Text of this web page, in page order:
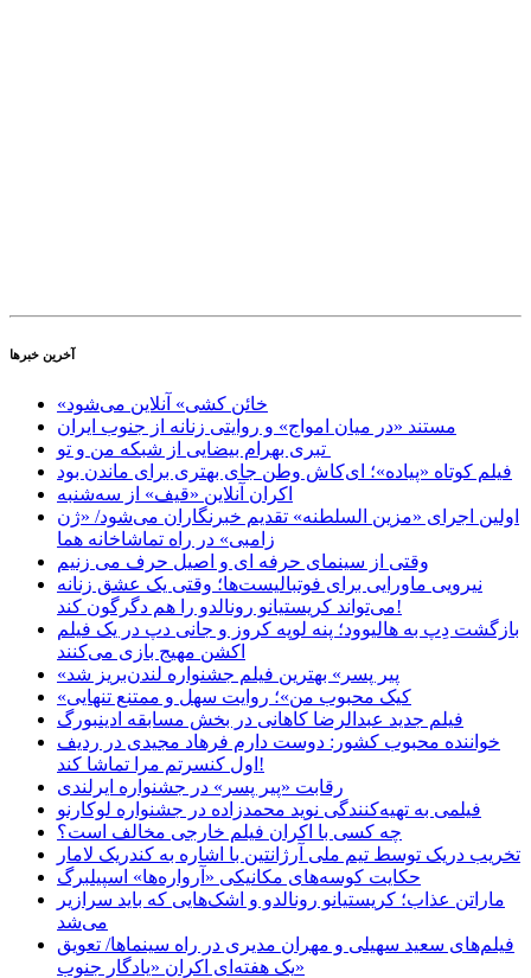
آخرین خبرها
«خائن کشی» آنلاین می‌شود
مستند «در میان امواج» و روایتی زنانه از جنوب ایران
فیلم کوتاه «پیاده»؛ ای‌کاش وطن جای بهتری برای ماندن بود
اکران آنلاین «قیف» از سه‌شنبه
اولین اجرای «مزین السلطنه» تقدیم خبرنگاران می‌شود/ «ژن
زامبی» در راه تماشاخانه هما
وقتی از سینمای حرفه ای و اصیل حرف می زنیم
نیرویی ماورایی برای فوتبالیست‌ها؛ وقتی یک عشق زنانه
می‌تواند کریستیانو رونالدو را هم دگرگون کند!
بازگشت دِپ به هالیوود؛ پنه لوپه کروز و جانی دپ در یک فیلم
اکشن مهیج بازی می‌کنند
«پیر پسر» بهترین فیلم جشنواره لندن‌بریز ‌شد
«کیک محبوب من»؛ روایت سهل و ممتنع تنهایی
فیلم جدید عبدالرضا کاهانی در بخش مسابقه ادینبورگ
خواننده محبوب کشور: دوست دارم فرهاد مجیدی در ردیف
اول کنسرتم مرا تماشا کند!
رقابت «پیر پسر» در جشنواره ایرلندی
فیلمی به تهیه‌کنندگی نوید محمدزاده در جشنواره لوکارنو
چه کسی با اکران فیلم خارجی مخالف است؟
تخریب دریک توسط تیم ملی آرژانتین با اشاره به کندریک لامار
حکایت کوسه‌های مکانیکی «آرواره‌ها» اسپیلبرگ
ماراتن عذاب؛ کریستیانو رونالدو و اشک‌هایی که باید سرازیر
می‌شد
فیلم‌های سعید سهیلی و مهران مدیری در راه سینماها/ تعویق
یک هفته‌ای اکران «یادگار جنوب»